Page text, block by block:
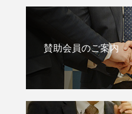
賛助会員のご案内